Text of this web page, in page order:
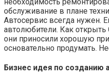
обслуживание в плане
Автосервис всегда нужен.
автолюбители. Как открыть
они приносили хорошую
основательно продумать.
Бизнес идея по созданию